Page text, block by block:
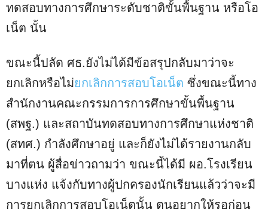
ทดสอบทางการศึกษาระดับชาติขั้นพื้นฐาน หรือโอ
เน็ต นั้น
ขณะนี้ปลัด ศธ.ยังไม่ได้มีข้อสรุปกลับมาว่าจะ
ยกเลิกหรือไม่ยกเลิกการสอบโอเน็ต ซึ่งขณะนี้ทาง
สำนักงานคณะกรรมการการศึกษาขั้นพื้นฐาน
(สพฐ.) และสถาบันทดสอบทางการศึกษาแห่งชาติ
(สทศ.) กำลังศึกษาอยู่ และก็ยังไม่ได้รายงานกลับ
มาที่ตน ผู้สื่อข่าวถามว่า ขณะนี้ได้มี ผอ.โรงเรียน
บางแห่ง แจ้งกับทางผู้ปกครองนักเรียนแล้วว่าจะมี
การยกเลิกการสอบโอเน็ตนั้น ตนอยากให้รอก่อน